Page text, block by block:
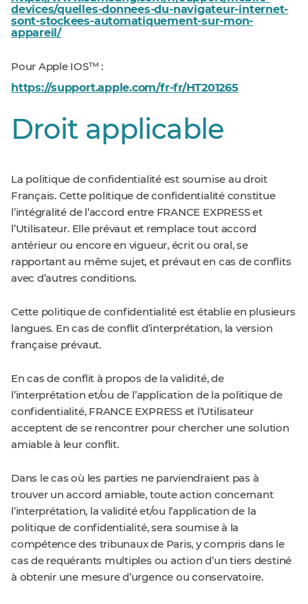
devices/quelles-donnees-du-navigateur-internet-
sont-stockees-automatiquement-sur-mon-
appareil/
Pour Apple IOS™ :
https://support.apple.com/fr-fr/HT201265
Droit applicable
La politique de confidentialité est soumise au droit
Français. Cette politique de confidentialité constitue
l’intégralité de l’accord entre FRANCE EXPRESS et
l’Utilisateur. Elle prévaut et remplace tout accord
antérieur ou encore en vigueur, écrit ou oral, se
rapportant au même sujet, et prévaut en cas de conflits
avec d’autres conditions.
Cette politique de confidentialité est établie en plusieurs
langues. En cas de conflit d’interprétation, la version
française prévaut.
En cas de conflit à propos de la validité, de
l’interprétation et/ou de l’application de la politique de
confidentialité, FRANCE EXPRESS et l’Utilisateur
acceptent de se rencontrer pour chercher une solution
amiable à leur conflit.
Dans le cas où les parties ne parviendraient pas à
trouver un accord amiable, toute action concernant
l’interprétation, la validité et/ou l’application de la
politique de confidentialité, sera soumise à la
compétence des tribunaux de Paris, y compris dans le
cas de requérants multiples ou action d’un tiers destiné
à obtenir une mesure d’urgence ou conservatoire.